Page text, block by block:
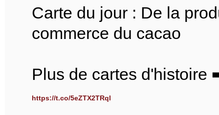
Carte du jour : De la
commerce du cacao
Plus de cartes d'histoire
https://t.co/5eZTX2TRql